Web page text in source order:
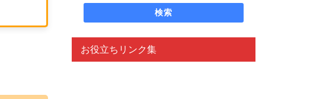
検索
お役立ちリンク集